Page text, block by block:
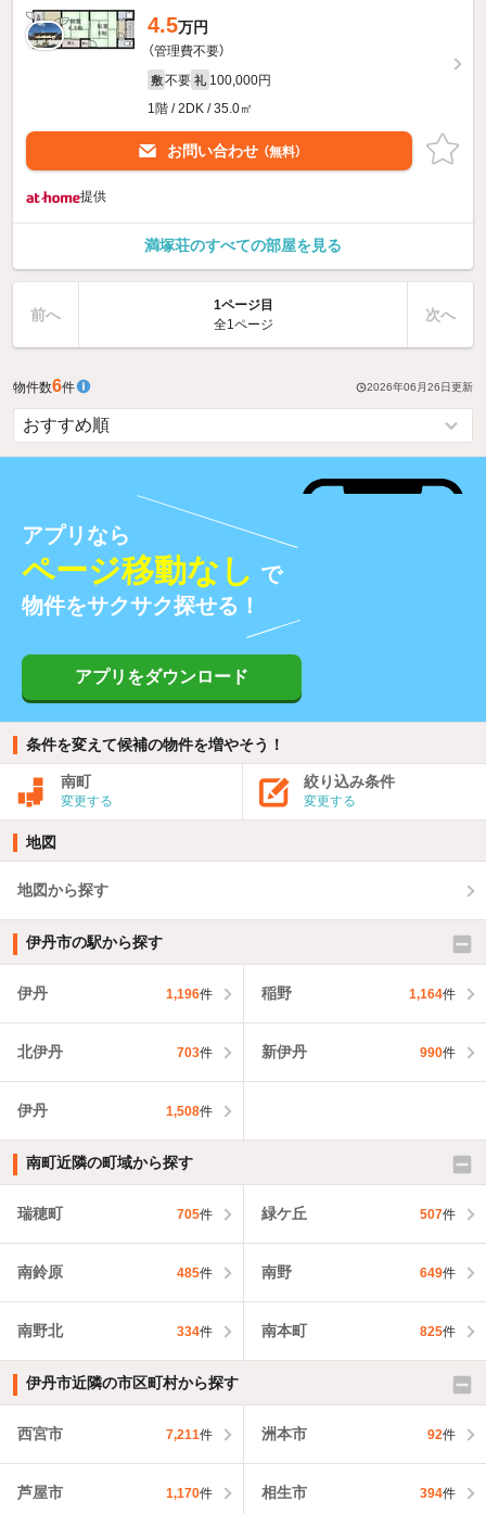
4.5万円
（管理費不要）
敷 不要 礼 100,000円
1階 / 2DK / 35.0㎡
お問い合わせ （無料）
提供
満塚荘のすべての部屋を見る
前へ
1ページ目
全1ページ
次へ
物件数6件 2026年06月26日 更新
アプリなら
ページ移動なし で
物件をサクサク探せる！
アプリをダウンロード
条件を変えて候補の物件を増やそう！
南町
変更する
絞り込み条件
変更する
地図
地図から探す
伊丹市の駅から探す
伊丹 1,196件 稲野 1,164件
北伊丹 703件 新伊丹 990件
伊丹 1,508件
南町近隣の町域から探す
瑞穂町 705件 緑ケ丘 507件
南鈴原 485件 南野 649件
南野北 334件 南本町 825件
伊丹市近隣の市区町村から探す
西宮市 7,211件 洲本市 92件
芦屋市 1,170件 相生市 394件